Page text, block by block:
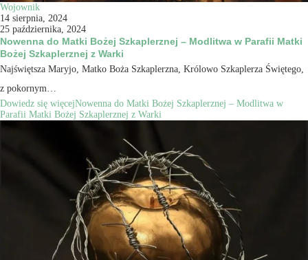
Wojownik
14 sierpnia, 2024
25 października, 2024
Nowenna do Matki Bożej Szkaplerznej – Modlitwa w Parafii Matki
Bożej Szkaplerznej z Warki
Najświętsza Maryjo, Matko Boża Szkaplerzna, Królowo Szkaplerza Świętego,
z pokornym…
Dowiedz się więcejNowenna do Matki Bożej Szkaplerznej – Modlitwa w
Parafii Matki Bożej Szkaplerznej z Warki